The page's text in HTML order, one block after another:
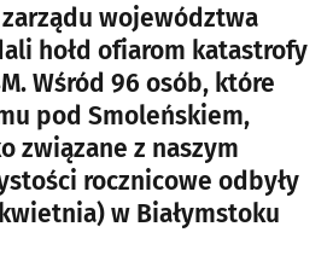
województwa
hołd ofiarom katastrofy
Wśród 96 osób, które
pod Smoleńskiem,
związane z naszym
rocznicowe odbyły
w Białymstoku